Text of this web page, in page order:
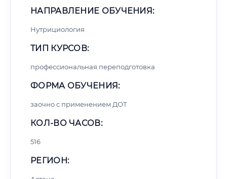
НАПРАВЛЕНИЕ ОБУЧЕНИЯ:
Нутрициология
ТИП КУРСОВ:
профессиональная переподготовка
ФОРМА ОБУЧЕНИЯ:
заочно с применением ДОТ
КОЛ-ВО ЧАСОВ:
516
РЕГИОН: